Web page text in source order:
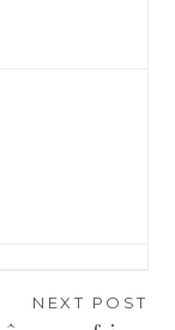
NEXT POST